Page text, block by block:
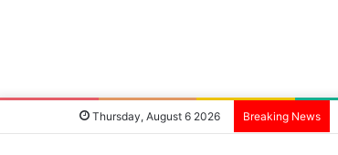
Thursday, August 6 2026 Breaking News